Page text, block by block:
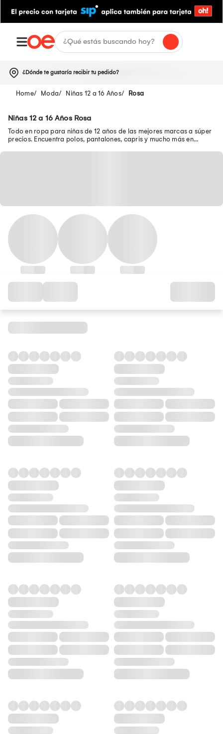
¿Dónde te gustaría recibir tu pedido?
Moda Niñas 12 a 16 Años Rosa
Niñas 12 a 16 Años Rosa
Todo en ropa para niñas de 12 años de las mejores marcas a súper
precios. Encuentra polos, pantalones, capris y mucho más en